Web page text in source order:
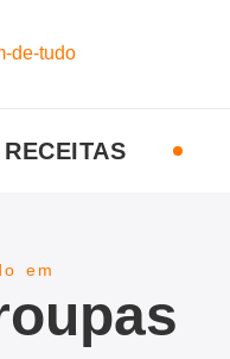
RECEITAS
em